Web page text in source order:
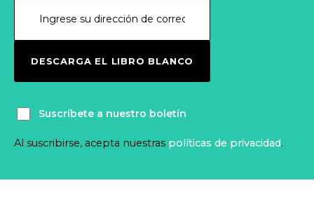
DESCARGA EL LIBRO BLANCO
Suscríbete a nuestro boletín
Al suscribirse, acepta nuestras políticas de privacidad.